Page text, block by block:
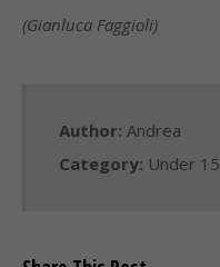
(Gianluca Faggioli)
Author: Andrea
Category: Under 15